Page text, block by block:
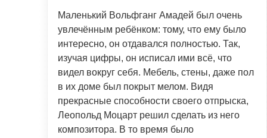
Маленький Вольфганг Амадей был очень
увлечённым ребёнком: тому, что ему было
интересно, он отдавался полностью. Так,
изучая цифры, он исписал ими всё, что
видел вокруг себя. Мебель, стены, даже пол
в их доме был покрыт мелом. Видя
прекрасные способности своего отпрыска,
Леопольд Моцарт решил сделать из него
композитора. В то время было